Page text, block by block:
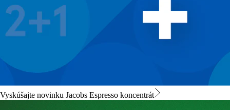
Vyskúšajte novinku Jacobs Espresso koncentrát